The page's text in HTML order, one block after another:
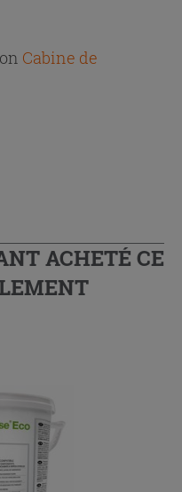
Cabine de
ACHETÉ CE